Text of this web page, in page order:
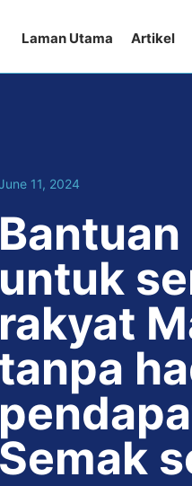
Laman Utama Artikel
11, 2024
Bantuan
untuk
rakyat
tanpa
Semak